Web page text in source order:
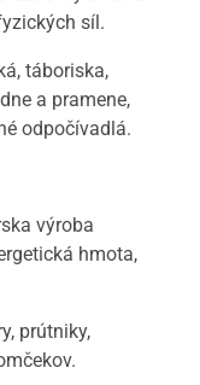
síl.
táboriska,
a pramene,
odpočívadlá.
výroba
hmota,
prútniky,